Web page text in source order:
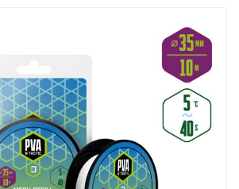
montáži. Součástí balení je tuba a
snadné plnění punčochy
punčocha se po čase přímo
vody rozpustí a tak uvolní krmnou
blízkosti nástrahy, čímž
atraktivnost pro kaprovité ryby.
produkty jsou vodou rozpustné,
proto jen se suchýma rukama, aby
či poškození. Technické
25mm (úzká) Délka: 7m Doba